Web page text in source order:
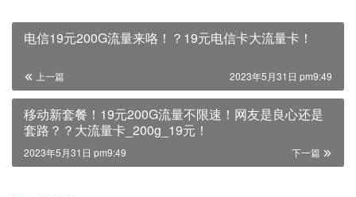
电信19元200G流量来咯！？19元电信卡大流量卡！
上一篇 2023年5月31日 pm9:49
移动新套餐！19元200G流量不限速！网友是良心还是
套路？？大流量卡_200g_19元！
下一篇
2023年5月31日 pm9:49